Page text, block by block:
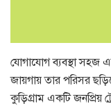
যোগাযোগ ব্যবস্থা সহজ
জায়গায় তার পরিসর
কুড়িগ্রাম একটি জনপ্রিয়